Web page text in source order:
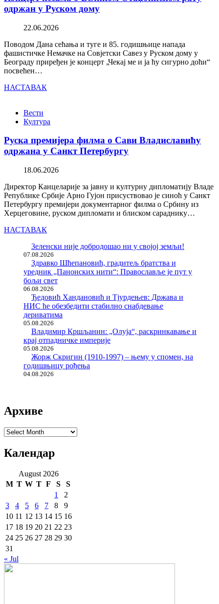
одржан у Руском дому
22.06.2026
Поводом Дана сећања и туге и 85. годишњице напада
фашистичке Немачке на Совјетски Савез у Руском дому у
Београду приређен је концерт „Чекај ме и ја ћу сигурно доћи“
посвећен…
НАСТАВАК
Вести
Култура
Руска премијера филма о Сави Владиславићу
одржана у Санкт Петербургу
18.06.2026
Директор Канцеларије за јавну и културну дипломатију Владе
Републике Србије Арно Гујон присуствовао је синоћ у Санкт
Петербургу премијери документарног филма о Србину из
Херцеговине, руском дипломати и блиском сараднику…
НАСТАВАК
Зеленски није добродошао ни у својој земљи!
07.08.2026
Здравко Шћепановић, градитељ братства и
уредник „Панонских нити“: Православље је пут у
бољи свет
06.08.2026
Ђедовић Хандановић и Тјурдењев: Држава и
НИС ће обезбедити стабилно снабдевање
дериватима
05.08.2026
Владимир Кршљанин: „Олуја“, раскринкавање и
крај отпадничке империје
05.08.2026
Жорж Скригин (1910-1997) – њему у спомен, на
годишњицу рођења
04.08.2026
Архиве
Архиве
Календар
August 2026
M T W T F S
S
1
2
3
4 5 6 7 8
9
10 11 12 13 14 15 16
17 18 19 20 21 22 23
24 25 26 27 28 29 30
31
« Jul